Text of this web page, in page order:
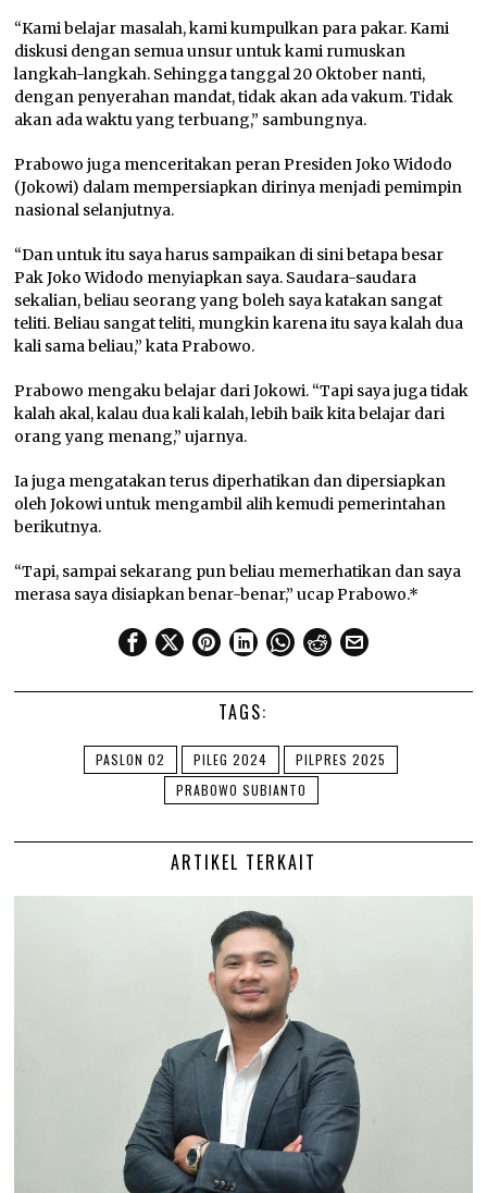
“Kami belajar masalah, kami kumpulkan para pakar. Kami
diskusi dengan semua unsur untuk kami rumuskan
langkah-langkah. Sehingga tanggal 20 Oktober nanti,
dengan penyerahan mandat, tidak akan ada vakum. Tidak
akan ada waktu yang terbuang,” sambungnya.
Prabowo juga menceritakan peran Presiden Joko Widodo
(Jokowi) dalam mempersiapkan dirinya menjadi pemimpin
nasional selanjutnya.
“Dan untuk itu saya harus sampaikan di sini betapa besar
Pak Joko Widodo menyiapkan saya. Saudara-saudara
sekalian, beliau seorang yang boleh saya katakan sangat
teliti. Beliau sangat teliti, mungkin karena itu saya kalah dua
kali sama beliau,” kata Prabowo.
Prabowo mengaku belajar dari Jokowi. “Tapi saya juga tidak
kalah akal, kalau dua kali kalah, lebih baik kita belajar dari
orang yang menang,” ujarnya.
Ia juga mengatakan terus diperhatikan dan dipersiapkan
oleh Jokowi untuk mengambil alih kemudi pemerintahan
berikutnya.
“Tapi, sampai sekarang pun beliau memerhatikan dan saya
merasa saya disiapkan benar-benar,” ucap Prabowo.*
TAGS:
PASLON 02 PILEG 2024
PILPRES 2025
PRABOWO SUBIANTO
ARTIKEL TERKAIT